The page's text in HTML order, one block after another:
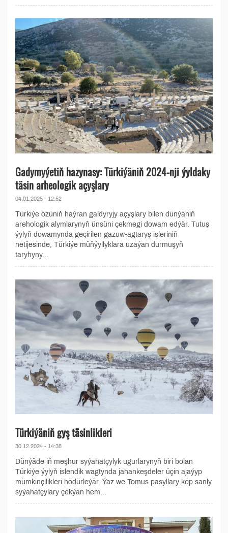
Gadymyýetiň hazynasy: Türkiýäniň 2024-nji ýyldaky
täsin arheologik açyşlary
04.01.2025 - 12:52
Türkiýe özüniň haýran galdyryjy açyşlary bilen dünýäniň
arehologik alymlarynyň ünsüni çekmegi dowam edýär. Tutuş
ýylyň dowamynda geçirilen gazuw-agtaryş işleriniň
netijesinde, Türkiýe müňýyllyklara uzaýan durmuşyň
taryhyny...
Türkiýäniň gyş täsinlikleri
30.12.2024 - 14:38
Dünýäde iň meşhur syýahatçylyk ugurlarynyň biri bolan
Türkiýe ýylyň islendik wagtynda jahankeşdeler üçin ajaýyp
mümkinçilikleri hödürleýär. Ýaz we Tomus pasyllary köp sanly
syýahatçylary çekýän hem...